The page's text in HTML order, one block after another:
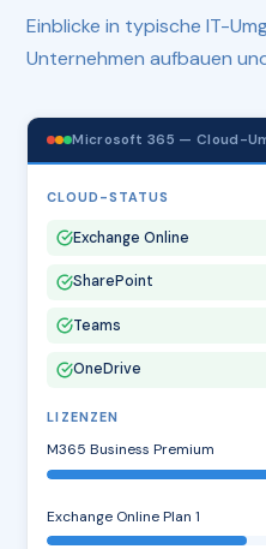
Einblicke in typische IT-
Unternehmen aufbauen
Microsoft 365 — Cloud-
CLOUD-STATUS
Exchange Online
SharePoint
Teams
OneDrive
LIZENZEN
M365 Business Premium
Exchange Online Plan 1